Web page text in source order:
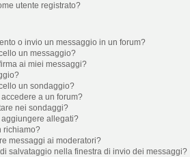
utente registrato?
o invio un messaggio in un forum?
un messaggio?
ai miei messaggi?
un sondaggio?
a un forum?
nei sondaggi?
allegati?
richiamo?
messaggi ai moderatori?
salvataggio nella finestra di invio dei messaggi?